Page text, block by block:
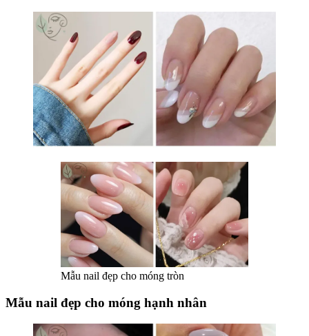
Mẫu nail đẹp cho móng tròn
Mẫu nail đẹp cho móng hạnh nhân